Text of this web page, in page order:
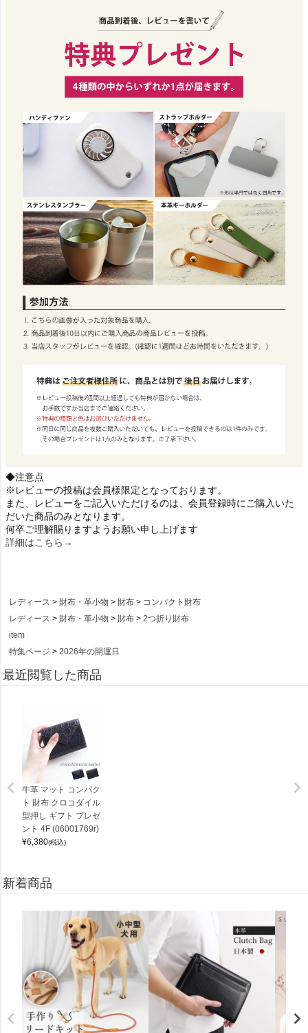
◆注意点
※レビューの投稿は会員様限定となっております。
また、レビューをご記入いただけるのは、会員登録時にご購入いた
だいた商品のみとなります。
何卒ご理解賜りますようお願い申し上げます
詳細はこちら→
レディース 財布・革小物 財布
コンパクト財布
レディース
財布・革小物 財布
2つ折り財布
item
特集ページ
2026年の開運日
最近閲覧した商品
牛革 マット コンパク
ト 財布 クロコダイル
型押し ギフト プレゼ
ント 4F (06001769r)
¥6,380(税込)
新着商品